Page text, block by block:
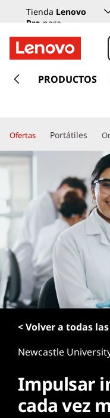
Tienda Lenovo
Pro para
empresas
o
t
i
d
r
i
n
c
i
PRODUCTOS
Ofertas Portátiles
< Volver a todas
Newcastle
Impulsar
cada vez